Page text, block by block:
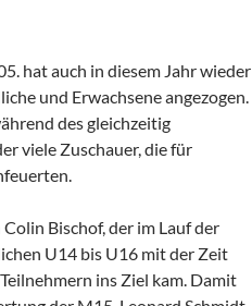
hat auch in diesem Jahr wieder
und Erwachsene angezogen.
des gleichzeitig
viele Zuschauer, die für
Bischof, der im Lauf der
U14 bis U16 mit der Zeit
ins Ziel kam. Damit